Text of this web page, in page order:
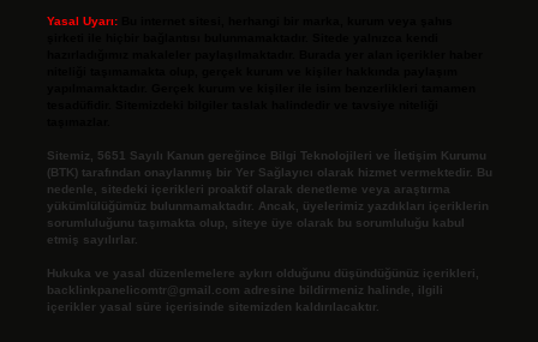
Yasal Uyarı:
Sitemiz, 5651 Sayılı Kanun gereğince Bilgi Teknolojileri ve İletişim Kurumu
(BTK) tarafından onaylanmış bir Yer Sağlayıcı olarak hizmet vermektedir. Bu
nedenle, sitedeki içerikleri proaktif olarak denetleme veya araştırma
yükümlülüğümüz bulunmamaktadır. Ancak, üyelerimiz yazdıkları içeriklerin
sorumluluğunu taşımakta olup, siteye üye olarak bu sorumluluğu kabul
etmiş sayılırlar.
Hukuka ve yasal düzenlemelere aykırı olduğunu düşündüğünüz içerikleri,
backlinkpanelicomtr@gmail.com adresine bildirmeniz halinde, ilgili
içerikler yasal süre içerisinde sitemizden kaldırılacaktır.